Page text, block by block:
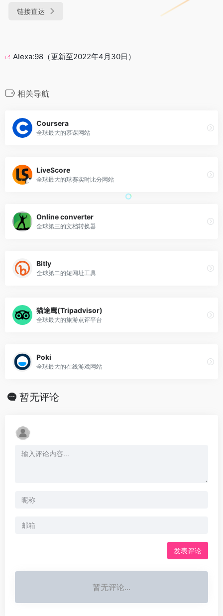
链接直达
Alexa:98（更新至2022年4月30日）
相关导航
Coursera
全球最大的慕课网站
LiveScore
全球最大的球赛实时比分网站
Online converter
全球第三的文档转换器
Bitly
全球第二的短网址工具
猫途鹰(Tripadvisor)
全球最大的旅游点评平台
Poki
全球最大的在线游戏网站
暂无评论
发表评论
暂无评论...